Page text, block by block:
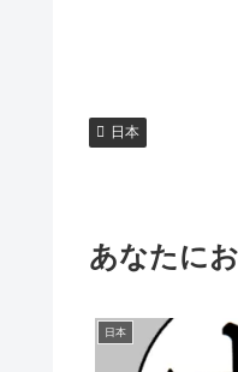
日本
あなたに
日本